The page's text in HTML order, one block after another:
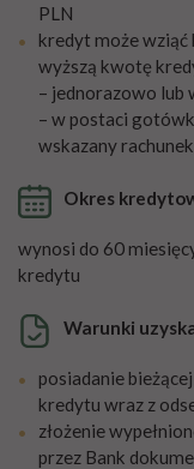
PLN
kredyt może wziąć
wyższą kwotę
– jednorazowo lub
– w postaci
wskazany rachunek
Okres
wynosi do 60
kredytu
Warunki
posiadanie
kredytu wraz z
złożenie
przez Bank